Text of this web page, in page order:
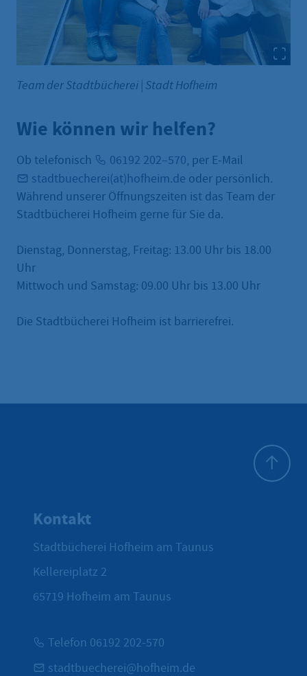
Team der Stadtbücherei | Stadt Hofheim
Wie können wir helfen?
Ob telefonisch 06192 202–570, per E-Mail
stadtbuecherei(at)hofheim.de oder persönlich.
Während unserer Öffnungszeiten ist das Team der
Stadtbücherei Hofheim gerne für Sie da.
Dienstag, Donnerstag, Freitag: 13.00 Uhr bis 18.00
Uhr
Mittwoch und Samstag: 09.00 Uhr bis 13.00 Uhr
Die Stadtbücherei Hofheim ist barrierefrei.
Kontakt
Stadtbücherei Hofheim am Taunus
Kellereiplatz 2
65719 Hofheim am Taunus
Telefon 06192 202-570
stadtbuecherei@hofheim.de